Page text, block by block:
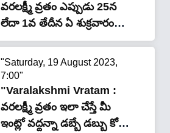
వరలక్ష్మీ వ్రతం ఎప్పుడు 25న
లేదా 1వ తేదీన ఏ శుక్రవారం
చేసుకోవాలి…!!"
"Saturday, 19 August 2023,
7:00"
"Varalakshmi Vratam :
వరలక్ష్మీ వ్రతం ఇలా చేస్తే మీ
ఇంట్లో వద్దన్నా డబ్బే డబ్బు కోట్లు